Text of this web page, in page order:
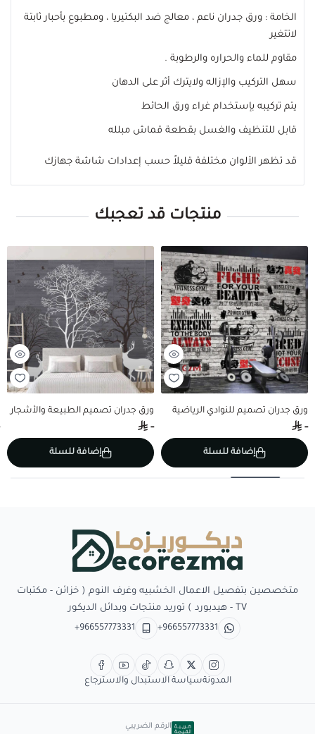
الخامة : ورق جدران ناعم ، معالج ضد البكتيريا ، ومطبوع بأحبار ثابتة
لاتتغير
مقاوم للماء والحراره والرطوبة .
سهل التركيب والإزاله ولايترك أثر على الدهان
يتم تركيبه بإستخدام غراء ورق الحائط
قابل للتنظيف والغسل بقطعة قماش مبلله
قد تظهر الألوان مختلفة قليلاً حسب إعدادات شاشة جهازك
منتجات قد تعجبك
ورق جدران تصميم للنوادي الرياضية
-
إضافة للسلة
ورق جدران تصميم الطبيعة والأشجار
-
إضافة للسلة
متخصصين بتفصيل الاعمال الخشبيه وغرف النوم ( خزائن - مكتبات
TV - هيدبورد ) توريد منتجات وبدائل الديكور
+966557773331
+966557773331
المدونةسياسة الاستبدال والاسترجاع
الرقم الضريبي